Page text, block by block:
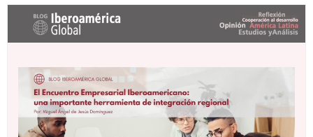
Últimas entradas Blog Iberoamérica global